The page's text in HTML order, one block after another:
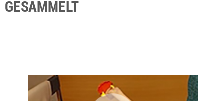
GESAMMELT